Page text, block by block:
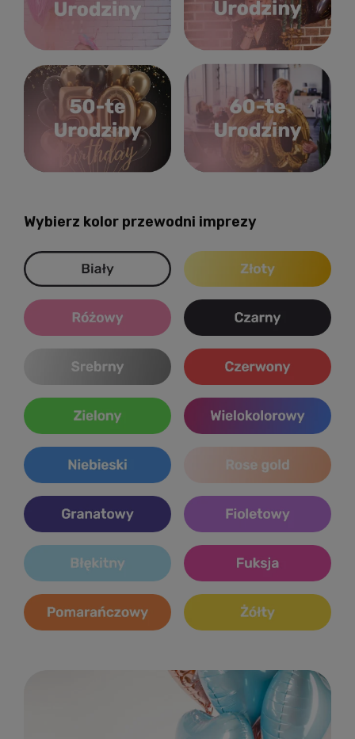
Wybierz kolor przewodni imprezy